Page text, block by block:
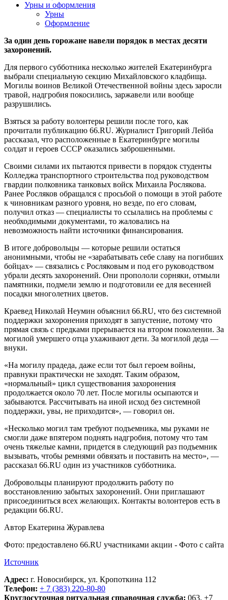
Урны и оформления
Урны
Оформление
За один день горожане навели порядок в местах десяти
захоронений.
Для первого субботника несколько жителей Екатеринбурга
выбрали специальную секцию Михайловского кладбища.
Могилы воинов Великой Отечественной войны здесь заросли
травой, надгробия покосились, заржавели или вообще
разрушились.
Взяться за работу волонтеры решили после того, как
прочитали публикацию 66.RU. Журналист Григорий Лейба
рассказал, что расположенные в Екатеринбурге могилы
солдат и героев СССР оказались заброшенными.
Своими силами их пытаются привести в порядок студенты
Колледжа транспортного строительства под руководством
гвардии полковника танковых войск Михаила Рослякова.
Ранее Росляков обращался с просьбой о помощи в этой работе
к чиновникам разного уровня, но везде, по его словам,
получил отказ — специалисты то ссылались на проблемы с
необходимыми документами, то жаловались на
невозможность найти источники финансирования.
В итоге добровольцы — которые решили остаться
анонимными, чтобы не «зарабатывать себе славу на погибших
бойцах» — связались с Росляковым и под его руководством
убрали десять захоронений. Они пропололи сорняки, отмыли
памятники, подмели землю и подготовили ее для весенней
посадки многолетних цветов.
Краевед Николай Неумин объяснил 66.RU, что без системной
поддержки захоронения приходят в запустение, потому что
прямая связь с предками прерывается на втором поколении. За
могилой умершего отца ухаживают дети. За могилой деда —
внуки.
«На могилу прадеда, даже если тот был героем войны,
правнуки практически не заходят. Таким образом,
«нормальный» цикл существования захоронения
продолжается около 70 лет. После могилы осыпаются и
забываются. Рассчитывать на иной исход без системной
поддержки, увы, не приходится», — говорил он.
«Несколько могил там требуют подъемника, мы руками не
смогли даже впятером поднять надгробия, потому что там
очень тяжелые камни, придется в следующий раз подъемник
вызывать, чтобы ремнями обвязать и поставить на место», —
рассказал 66.RU один из участников субботника.
Добровольцы планируют продолжить работу по
восстановлению забытых захоронений. Они приглашают
присоединиться всех желающих. Контакты волонтеров есть в
редакции 66.RU.
Автор Екатерина Журавлева
Фото: предоставлено 66.RU участниками акции - Фото с сайта
Источник
Адрес: г. Новосибирск, ул. Кропоткина 112
Телефон: + 7 (383) 220-80-80
Круглосуточная ритуальная справочная служба: 063, +7